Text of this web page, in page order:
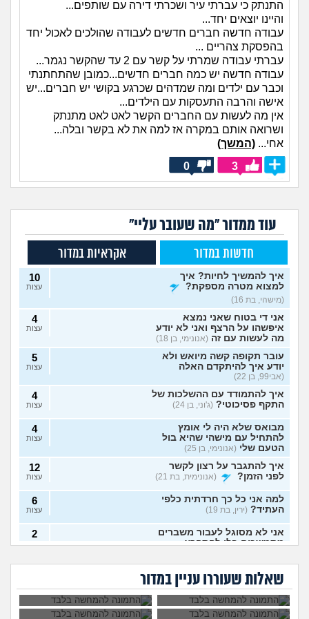
התנתק כי עברתי עיר ושכרתי דירה עם שותפים...
והיינו יוצאים יחד...
עבודה חדשה חברים חדשים לעבודה שהולכים לאכול יחד
בהפסקת צהריים ...
עברתי עבודה שמרתי על קשר עם 2 עד שהקשר נגמר...
עבודה חדשה יש כמה חברים חדשים...כמובן שהתחתנתי
וכבר עם ילדים ומה שמדהים שכרגע בקושי יש חברים...יש
אישה והרבה התעסקות עם הילדים...
אין מה לעשות עם החברים הקשר לאט לאט מתנתק
ושרואה אותם במקרה אז למה את לא בקשר ובלה...
אחי... (המשך)
3
0
עוד ממדור "מה שעובר עליי"
חדשות במדור אקראיות במדור
איך להמשיך לחיות? איך
למצוא מטרה מספקת?
(מישהי, בת 16)
10
עצות
אני די בטוח שאני נמצא
איפשהו על הרצף ואני לא יודע
מה לעשות עם זה (אנונימי, בן 18)
4
עצות
עובר תקופה קשה מיואש ולא
יודע איך להיתקדם האלה
(אבי99, בן 22)
5
עצות
איך להתמודד עם ההשלכות של
התקף פסיכוטי? (ג'וני, בן 24)
4
עצות
מבואס שלא היה לי אומץ
להתחיל עם מישהי שהיא בול
הטעם שלי (אנונימי, בן 25)
4
עצות
איך להתגבר על רצון לקשר
לפני הזמן?
(אנונימית, בת 21)
12
עצות
למה אני כל כך חרדתית כלפי
העתיד? (ירין, בת 19)
6
עצות
אני לא מסוגל לעבור משברים
מתמשכים בלי להתפרץ
2
בעלי חסר רגשות באופן מדאיג
(אנונימית, בת 33)
מרגיש תקוע בחיים, איך
להתמודד? (zak, בן 25)
2
שאלות שעוררו עניין במדור
הגיוני שפסיכיאטר
מה קורה אם עוברים
בלילה?
גיליתי שאני סובל מ
OCD, איך להתמודד
עם הדיכאון?
למי אפשר לפנות כדי
במדינת ישראל? אבל
באמת?